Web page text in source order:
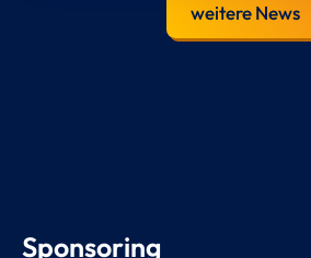
weitere News
Sponsoring